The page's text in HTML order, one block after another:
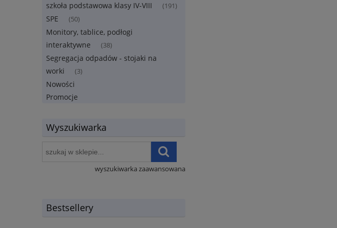
szkoła podstawowa klasy IV-VIII
(191)
SPE (50)
Monitory, tablice, podłogi
interaktywne
(38)
Segregacja odpadów - stojaki na
worki
(3)
Nowości
Promocje
Wyszukiwarka
wyszukiwarka zaawansowana
Bestsellery